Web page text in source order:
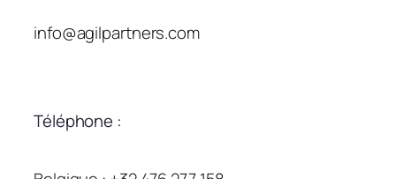
info@agilpartners.com
Téléphone :